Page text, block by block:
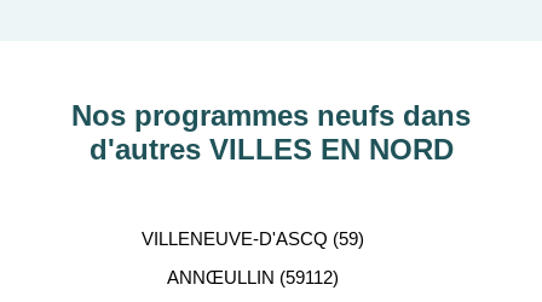
ACCOMPAGNEMENT
Notre équipe de conseillers se tient gratuitement à
Nos programmes neufs dans
d'autres VILLES EN NORD
VILLENEUVE-D'ASCQ (59)
ANNŒULLIN (59112)